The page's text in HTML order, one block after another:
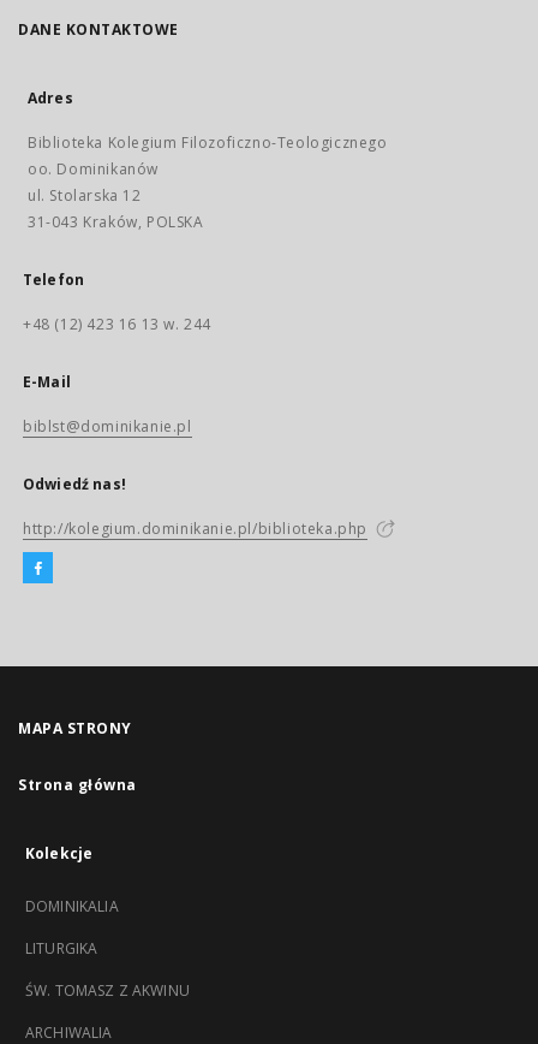
DANE KONTAKTOWE
Adres
Biblioteka Kolegium Filozoficzno-Teologicznego
oo. Dominikanów
ul. Stolarska 12
31-043 Kraków, POLSKA
Telefon
+48 (12) 423 16 13 w. 244
E-Mail
biblst@dominikanie.pl
Odwiedź nas!
http://kolegium.dominikanie.pl/biblioteka.php
MAPA STRONY
Strona główna
Kolekcje
DOMINIKALIA
LITURGIKA
ŚW. TOMASZ Z AKWINU
ARCHIWALIA